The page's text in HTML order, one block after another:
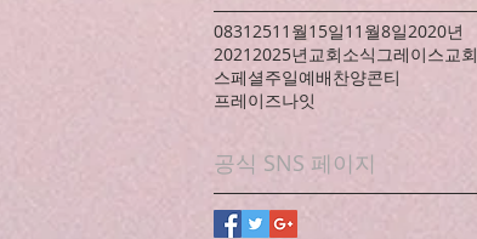
08312511월15일11월8일2020년
20212025년교회소식그레이스교회
스페셜주일예배찬양콘티
프레이즈나잇
공식 SNS 페이지